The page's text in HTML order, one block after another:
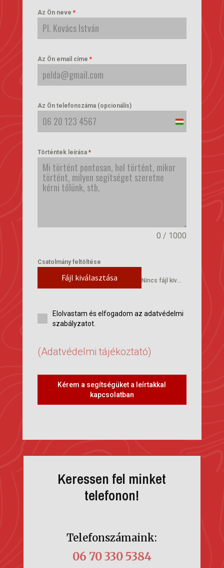
Az Ön neve *
Az Ön email címe *
Az Ön telefonszáma (opcionális)
Hungary
Történtek leírása *
0 / 1000
Csatolmány feltöltése
Fájl kiválasztása Nincs fájl kiválasztva
Elolvastam és elfogadom az adatvédelmi
szabályzatot.
(Adatvédelmi tájékoztató)
Kérem a segítségüket a leírtakkal
kapcsolatban
Keressen fel minket
telefonon!
Telefonszámaink:
06 70 330 5384